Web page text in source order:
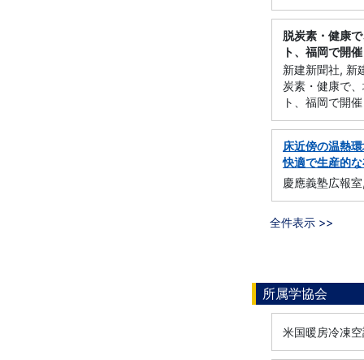
脱炭素・健康
ト、福岡で開催
新建新聞社, 新
炭素・健康で
ト、福岡で開
床近傍の温熱
快適で生産的
慶應義塾広報
全件表示 >>
所属学協会
米国暖房冷凍